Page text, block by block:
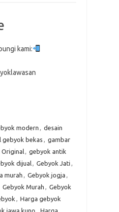
kami:
modern , desain
gebyok bekas , gambar
Original, gebyok antik
dijual, Gebyok Jati ,
murah , Gebyok jogja ,
Gebyok Murah , Gebyok
, Harga gebyok
jawa kuno Harga